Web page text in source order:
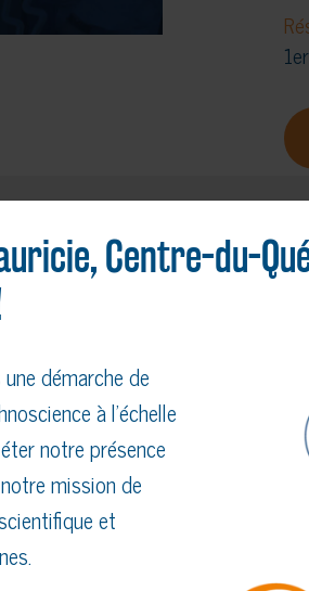
Centre-du-
démarche de
à l’échelle
notre présence
mission de
et